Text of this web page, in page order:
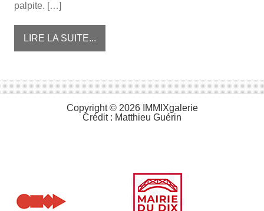
palpite. […]
LIRE LA SUITE...
Copyright © 2026 IMMIXgalerie
Crédit : Matthieu Guérin